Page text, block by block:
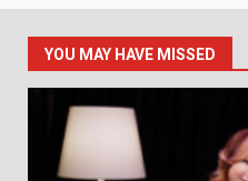
YOU MAY HAVE MISSED